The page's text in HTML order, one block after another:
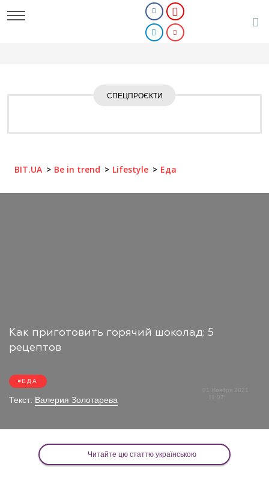
СПЕЦПРОЄКТИ
BIT.UA Be in trend Lifestyle Еда
Как приготовить горячий шоколад: 5
рецептов
ЕДА
Текст: Валерия Золотарева
01 Ноября 2021
11:07
Читайте цю статтю українською